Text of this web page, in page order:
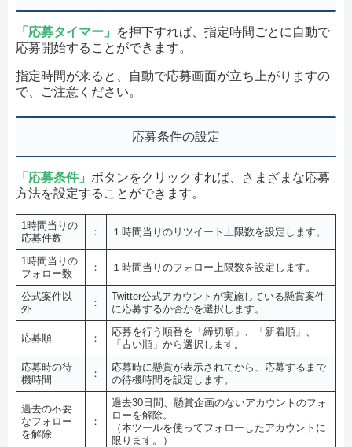
「応募タイマー」
を押下すれば、指定時間ごとに自動で
応募開始することができます。
指定時間が来ると、自動で応募画面が立ち上がりますの
で、ご注意ください。
応募条件の設定
「応募条件」 ボタンをクリックすれば、さまざまな応募
方法を設定することができます。
1時間当りの
応募件数
： １時間当りのリツイート上限数を設定します。
1時間当りの
フォロー数
： １時間当りのフォロー上限数を設定します。
公式案件以
外
：
Twitter公式アカウントが実施している懸賞案件
に応募するか否かを選択します。
応募順 ：
応募を行う順番を「締切順」、「新着順」、
「古い順」から選択します。
応募時の待
機時間
：
応募時に懸賞が表示されてから、応募するまで
の待機時間を設定します。
過去の不要
なフォロー
を解除
：
過去30日間、懸賞企画のないアカウントのフォ
ローを解除。
（本ツールを使ってフォローしたアカウントに
限ります。）